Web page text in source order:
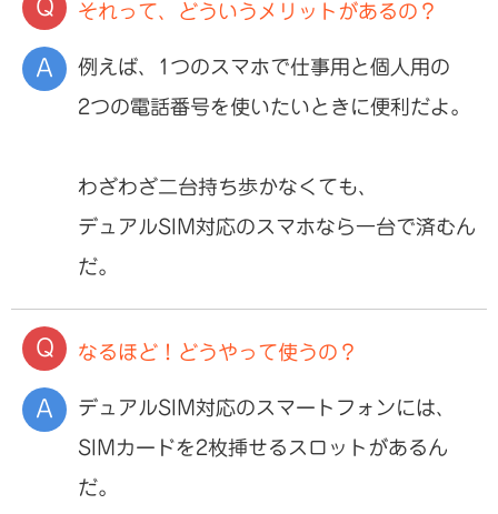
それって、どういうメリットがあるの？
例えば、1つのスマホで仕事用と個人用の
2つの電話番号を使いたいときに便利だよ。
わざわざ二台持ち歩かなくても、
デュアルSIM対応のスマホなら一台で済むん
だ。
なるほど！どうやって使うの？
デュアルSIM対応のスマートフォンには、
SIMカードを2枚挿せるスロットがあるん
だ。